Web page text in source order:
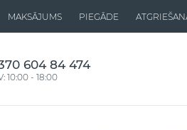
MAKSĀJUMS PIEGĀDE
604 84 474
10:00 - 18:00